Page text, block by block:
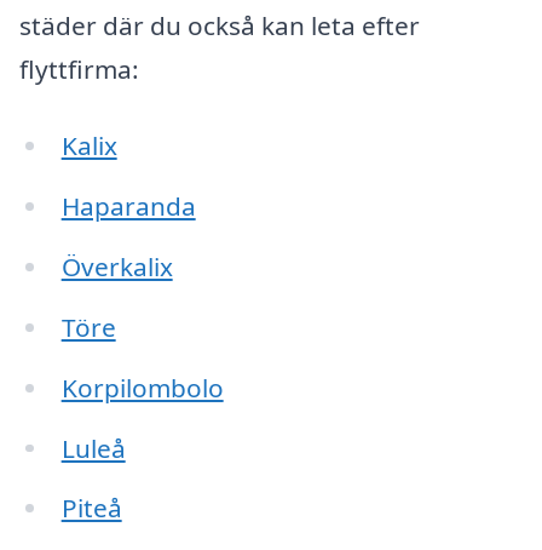
städer där du också kan leta efter
flyttfirma:
Kalix
Haparanda
Överkalix
Töre
Korpilombolo
Luleå
Piteå